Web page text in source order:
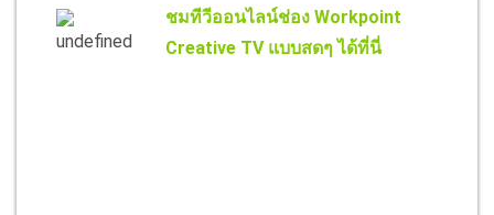
ชมทีวีออนไลน์ช่อง Workpoint
Creative TV แบบสดๆ ได้ที่นี่